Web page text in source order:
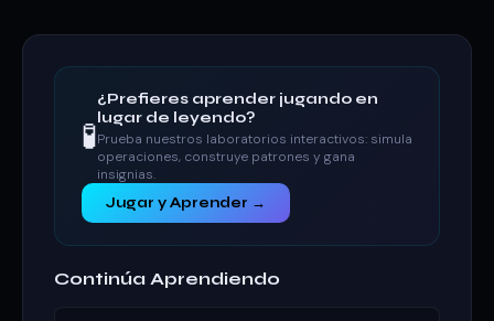
🧪
¿Prefieres aprender jugando en
lugar de leyendo?
Prueba nuestros laboratorios interactivos: simula
operaciones, construye patrones y gana
insignias.
Jugar y Aprender →
Continúa Aprendiendo